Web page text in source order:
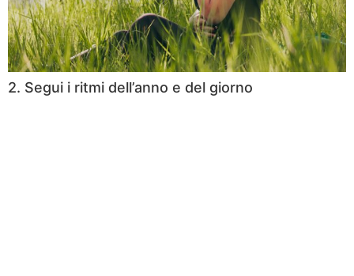
2. Segui i ritmi dell’anno e del giorno